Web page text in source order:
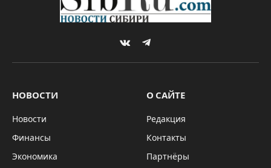
VKontakteTelegram
НОВОСТИ
Новости
Финансы
Экономика
О САЙТЕ
Редакция
Контакты
Партнёры